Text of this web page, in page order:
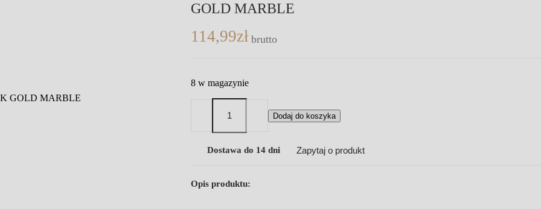
GOLD MARBLE
114,99zł brutto
8 w magazynie
Dodaj do koszyka
Dostawa do 14 dni Zapytaj o produkt
Opis produktu: